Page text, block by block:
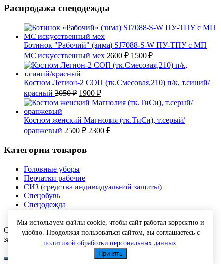
Распродажа спецодежды
Ботинок "Рабочий" (зима) SJ7088-S-W ПУ-ТПУ с МП
МС искусственный мех 2600₽ Первоначальная
цена
составляла
2600 ₽.
1500 ₽Текущая
цена:
Костюм Легион-2 СОП (тк.Смесовая,210) п/к, т.синий/
красный 2050₽ Первоначальная
цена
составляла
2050 ₽.
1900 ₽Текущая
цена:
Костюм женский Магнолия (тк.ТиСи), т.серый/
оранжевый 2500₽ Первоначальная
2300 ₽Текущая
Категории товаров
Головные уборы
Перчатки рабочие
СИЗ (средства индивидуальной защиты)
Спецобувь
Спецодежда
Copyright © 2026 Спецодежда оптом с доставкой. Все права
защищены.
Мы используем файлы cookie, чтобы сайт работал корректно и
удобно. Продолжая пользоваться сайтом, вы соглашаетесь с
политикой обработки персональных данных.
Принять